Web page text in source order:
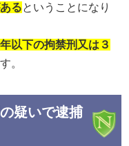
るということになり
年以下の拘禁刑又は３
。
疑いで逮捕